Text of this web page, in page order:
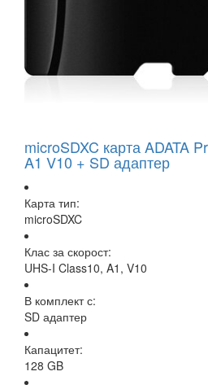
microSDXC карта ADATA
A1 V10 + SD адаптер
Карта тип:
microSDXC
Клас за скорост:
UHS-I Class10, A1, V10
В комплект с:
SD адаптер
Капацитет:
128 GB